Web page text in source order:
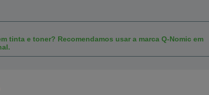
tinta e toner? Recomendamos usar a marca Q-Nomic em